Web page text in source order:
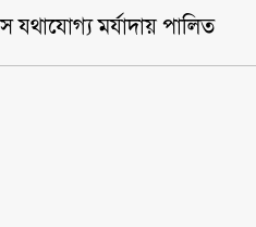
যথাযোগ্য মর্যাদায় পালিত